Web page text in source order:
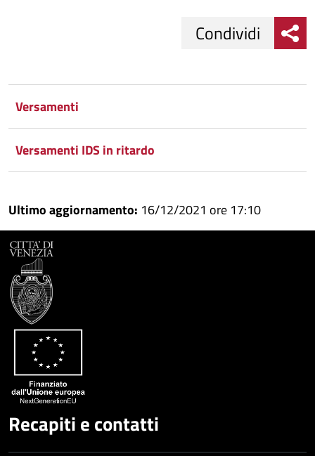
Facebook
su
Twitter
Condividi
su
Google
Plus
Condividi
su
Whatsapp
Condividi
Versamenti
Versamenti IDS in ritardo
Ultimo aggiornamento: 16/12/2021 ore 17:10
Recapiti e contatti